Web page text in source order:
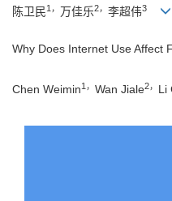
陈卫民1， 万佳乐2， 李超伟3
Why Does Internet Use Affect
Chen Weimin1， Wan Jiale2， Li